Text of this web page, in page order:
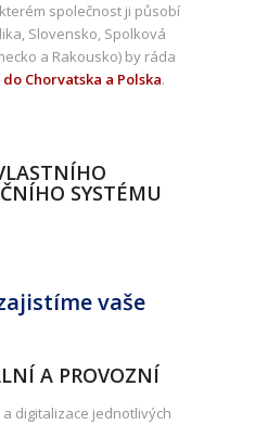
společnost ji působí
Slovensko, Spolková
a Rakousko) by ráda
Chorvatska a Polska.
SYSTÉMU
vaše
A PROVOZNÍ
digitalizace jednotlivých